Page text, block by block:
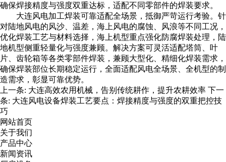
确保焊接精度与强度双重达标，适配不同零部件的焊装要求。
大连风电加工焊装可靠适配全场景，抵御严苛运行考验。针
对陆地风电的风沙、温差，海上风电的腐蚀、风浪等不同工况，
优化焊装工艺与材料选择，海上机型重点强化防腐焊装处理，陆
地机型侧重轻量化与强度兼顾。解决方案可灵活适配塔筒、叶
片、齿轮箱等各类零部件焊装，兼顾大型化、精细化焊装需求，
确保焊装部位长期稳定运行，全面适配风电全场景、全机型的制
造需求，彰显可靠优势。
上一条: 大连高效农用机械，告别传统耕作，提升农耕效率 下一
条: 大连风电设备焊装工艺要点：焊接精度与强度的双重把控技
巧
网站首页
关于我们
产品中心
新闻资讯